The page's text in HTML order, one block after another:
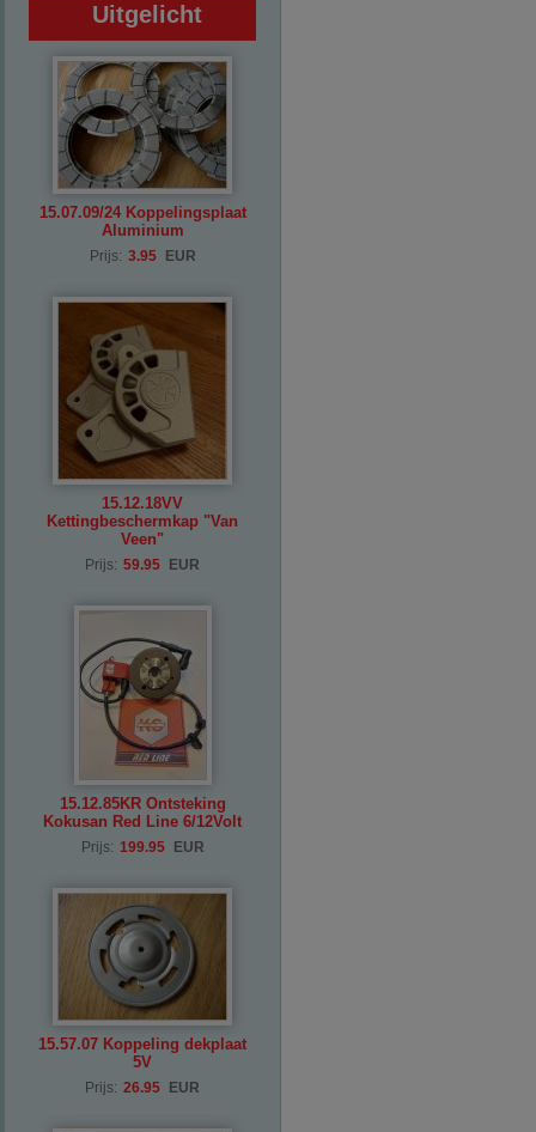
Uitgelicht
15.07.09/24 Koppelingsplaat
Aluminium
Prijs: 3.95 EUR
15.12.18VV
Kettingbeschermkap "Van
Veen"
Prijs: 59.95 EUR
15.12.85KR Ontsteking
Kokusan Red Line 6/12Volt
Prijs: 199.95 EUR
15.57.07 Koppeling dekplaat
5V
Prijs: 26.95 EUR